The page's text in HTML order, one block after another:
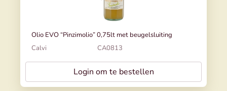
Olio EVO “Pinzimolio” 0,75lt met beugelsluiting
Calvi
CA0813
Login om te bestellen